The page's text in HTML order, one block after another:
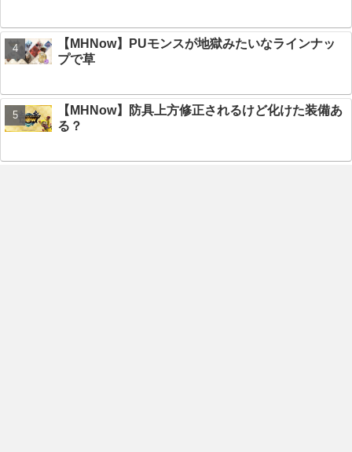
【MHNow】PUモンスが地獄みたいなラインナッ
プで草
【MHNow】防具上方修正されるけど化けた装備あ
る？